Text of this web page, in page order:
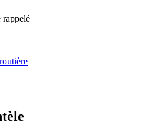
rappelé